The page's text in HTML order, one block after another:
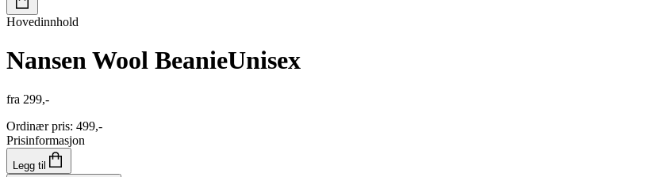
Hovedinnhold
Nansen Wool BeanieUnisex
fra 299,-
Ordinær pris: 499,-
Prisinformasjon
Legg til